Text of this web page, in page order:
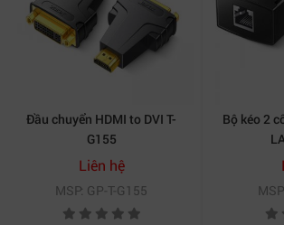
Đầu chuyển HDMI to DVI T-
G155
Liên hệ
MSP: GP-T-G155
Bộ kéo 2